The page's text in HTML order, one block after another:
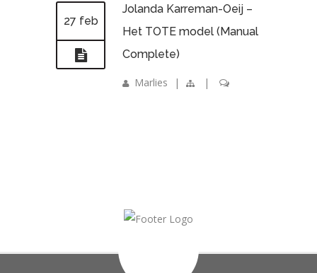
27 feb
Jolanda Karreman-Oeij –
Het TOTE model (Manual
Complete)
Marlies | |